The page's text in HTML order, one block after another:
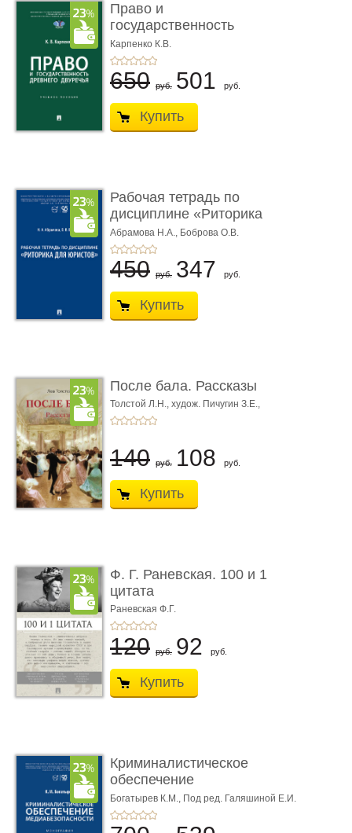
Право и
государственность
Древнего Двуречья. �
...
Карпенко К.В.
650 руб. 501 руб.
Купить
Рабочая тетрадь по
дисциплине «Риторика
для ю� ...
Абрамова Н.А., Боброва О.В.
450 руб. 347 руб.
Купить
После бала. Рассказы
Толстой Л.Н., худож. Пичугин З.Е.,
худож. Лебедев А.И.,
140 руб. 108 руб.
Купить
Ф. Г. Раневская. 100 и 1
цитата
Раневская Ф.Г.
120 руб. 92 руб.
Купить
Криминалистическое
обеспечение
медиабезопас� ...
Богатырев К.М., Под ред. Галяшиной Е.И.